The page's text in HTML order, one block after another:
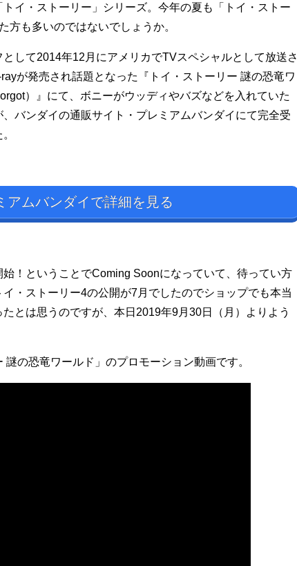
イ・ストーリー」シリーズ。今年の夏も「トイ・ストー
方も多いのではないでしょうか。
して2014年12月にアメリカでTVスペシャルとして放送さ
が発売され話題となった『トイ・ストーリー 謎の恐竜ワ
）』にて、ボニーがウッディやバズなどを入れていた
バンダイの通販サイト・プレミアムバンダイにて完全受
アムバンダイで詳細を見る
！ということでComing Soonになっていて、待ってい方
・ストーリー4の公開が7月でしたのでショップでも本当
とは思うのですが、本日2019年9月30日（月）よりよう
の恐竜ワールド」のプロモーション動画です。